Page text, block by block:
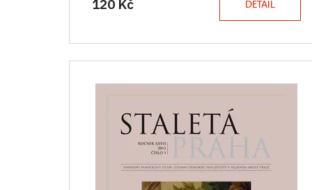
120 Kč DETAIL